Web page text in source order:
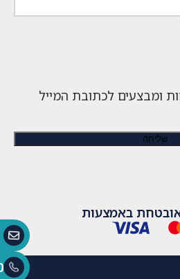
ומבצעים לכתובת המייל
באמצעות